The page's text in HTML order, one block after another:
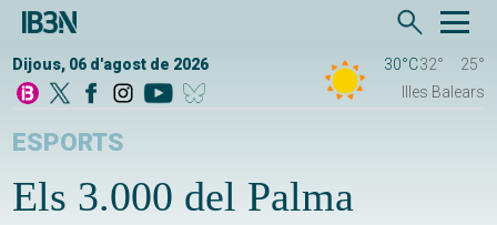
Dijous, 06 d'agost de 2026 30°C32°
25°
Illes Balears
ESPORTS
Els 3.000 del Palma